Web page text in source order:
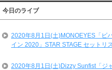
ィ
ス
一
今日のライブ
2020年8月1日(土)MONOEYES「ビ
イン 2020」STAR STAGE セットリ
2020年8月1日(土)Dizzy Sunfist「ジ